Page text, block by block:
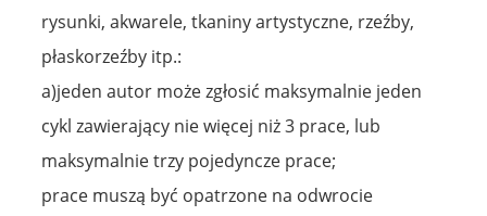
rysunki, akwarele, tkaniny artystyczne, rzeźby,
płaskorzeźby itp.:
a)jeden autor może zgłosić maksymalnie jeden
cykl zawierający nie więcej niż 3 prace, lub
maksymalnie trzy pojedyncze prace;
prace muszą być opatrzone na odwrocie